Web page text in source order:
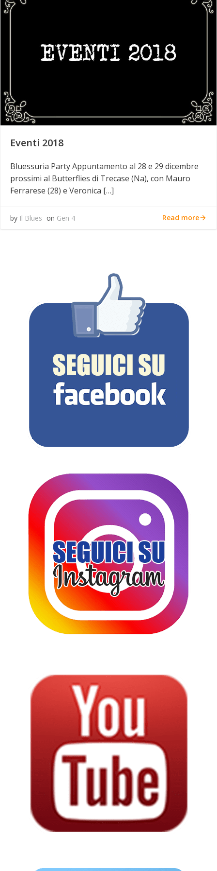
Eventi 2018
Bluessuria Party Appuntamento al 28 e 29 dicembre
prossimi al Butterflies di Trecase (Na), con Mauro
Ferrarese (28) e Veronica […]
by Il Blues on Gen 4 Read more